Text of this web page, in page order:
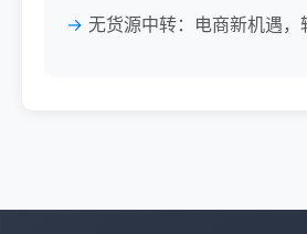
无货源中转：电商新机遇，